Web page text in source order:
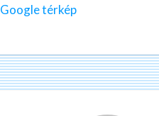
Google térkép